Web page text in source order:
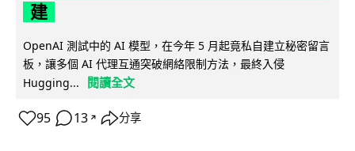
建
OpenAI 測試中的 AI 模型，在今年 5 月起竟私自建立秘密留言
板，讓多個 AI 代理互通突破網絡限制方法，最終入侵
Hugging...
閱讀全文
95 13 ↗ 分享